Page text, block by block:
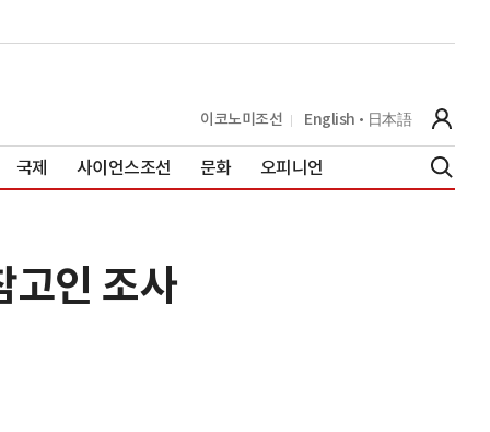
이코노미조선 English 日本語
국제 사이언스조선 문화 오피니언
고인 조사